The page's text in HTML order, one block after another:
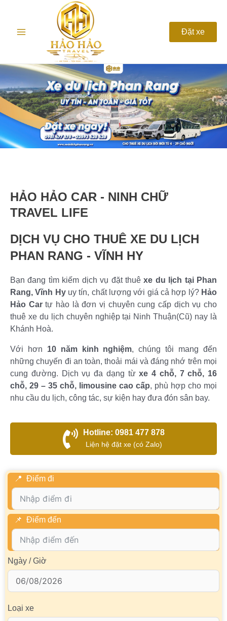
Menu
Đặt xe
HẢO HẢO CAR - NINH CHỮ
TRAVEL LIFE
DỊCH VỤ CHO THUÊ XE DU LỊCH
PHAN RANG - VĨNH HY
Bạn đang tìm kiếm dịch vụ đặt thuêxe du lịch tại Phan
Rang, Vĩnh Hyuy tín, chất lượng với giá cả hợp lý? Hảo
Hảo Cartự hào là đơn vị chuyên cung cấp dịch vụ cho
thuê xe du lịch chuyên nghiệp tại Ninh Thuận(Cũ) nay là
Khánh Hoà.
Với hơn 10 năm kinh nghiệm, chúng tôi mang đến
những chuyến đi an toàn, thoải mái và đáng nhớ trên mọi
cung đường. Dịch vụ đa dạng từxe 4 chỗ, 7 chỗ, 16
chỗ, 29 – 35 chỗ, limousine cao cấp, phù hợp cho mọi
nhu cầu du lịch, công tác, sự kiện hay đưa đón sân bay.
Hotline: 0981 477 878
Liện hệ đặt xe (có Zalo)
Điểm đi
Điểm đến
Ngày / Giờ
Loại xe